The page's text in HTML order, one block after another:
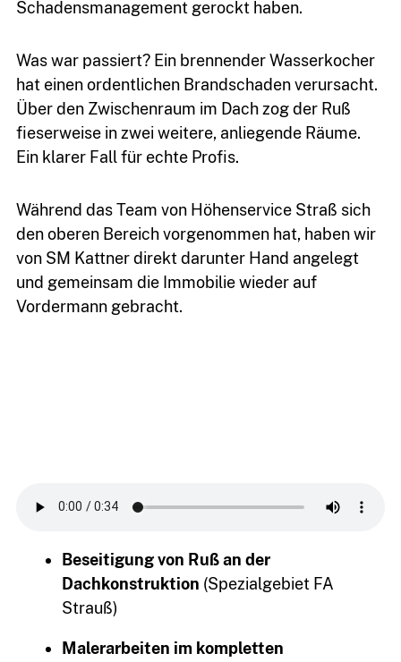
Schadensmanagement gerockt haben.
Was war passiert? Ein brennender Wasserkocher
hat einen ordentlichen Brandschaden verursacht.
Über den Zwischenraum im Dach zog der Ruß
fieserweise in zwei weitere, anliegende Räume.
Ein klarer Fall für echte Profis.
Während das Team von Höhenservice Straß sich
den oberen Bereich vorgenommen hat, haben wir
von SM Kattner direkt darunter Hand angelegt
und gemeinsam die Immobilie wieder auf
Vordermann gebracht.
Beseitigung von Ruß an der
Dachkonstruktion (Spezialgebiet FA
Strauß)
Malerarbeiten im kompletten